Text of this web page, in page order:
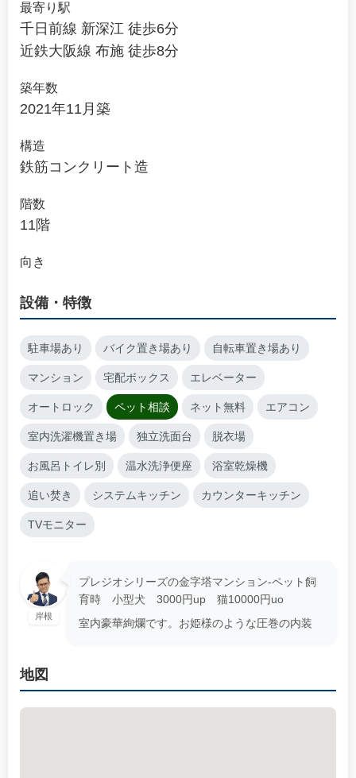
最寄り駅
千日前線 新深江 徒歩6分
近鉄大阪線 布施 徒歩8分
築年数
2021年11月築
構造
鉄筋コンクリート造
階数
11階
向き
設備・特徴
駐車場あり バイク置き場あり 自転車置き場あり
マンション 宅配ボックス エレベーター
オートロック ペット相談 ネット無料 エアコン
室内洗濯機置き場 独立洗面台 脱衣場
お風呂トイレ別 温水洗浄便座 浴室乾燥機
追い焚き システムキッチン カウンターキッチン
TVモニター
岸根
プレジオシリーズの金字塔マンション-ペット飼
育時 小型犬 3000円up 猫10000円uo
室内豪華絢爛です。お姫様のような圧巻の内装
地図